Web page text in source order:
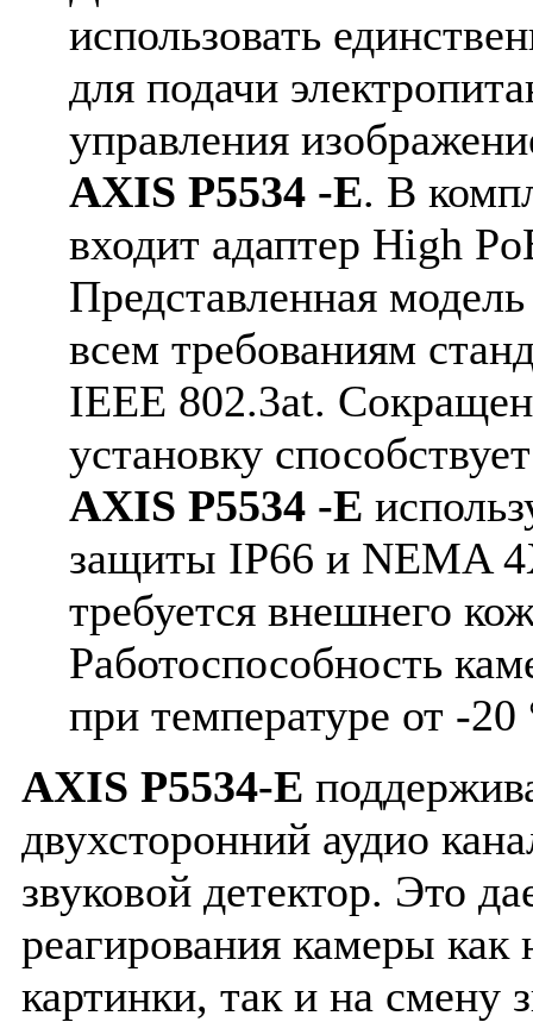
использовать
для подачи
управления
AXIS P5534 -E. В
входит адаптер High
Представленная модель
всем требованиям
IEEE 802.3at.
установку
AXIS P5534 -E
защиты IP66 и NEMA
требуется внешнего
Работоспособность
при температуре от -20
AXIS P5534-E
двухсторонний аудио
звуковой детектор. Это
реагирования камеры как
картинки, так и на смену